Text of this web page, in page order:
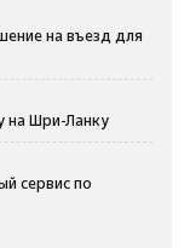
на въезд для
на Шри-Ланку
сервис по